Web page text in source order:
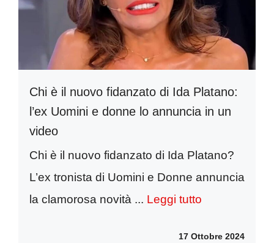
Chi è il nuovo fidanzato di Ida Platano:
l’ex Uomini e donne lo annuncia in un
video
Chi è il nuovo fidanzato di Ida Platano?
L’ex tronista di Uomini e Donne annuncia
la clamorosa novità ... Leggi tutto
17 Ottobre 2024